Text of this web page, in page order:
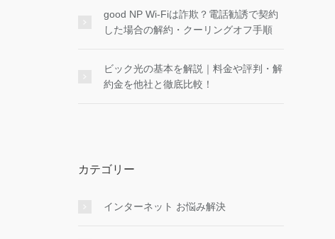
good NP Wi-Fiは詐欺？電話勧誘で契約
した場合の解約・クーリングオフ手順
ビック光の基本を解説｜料金や評判・解
約金を他社と徹底比較！
カテゴリー
インターネット お悩み解決